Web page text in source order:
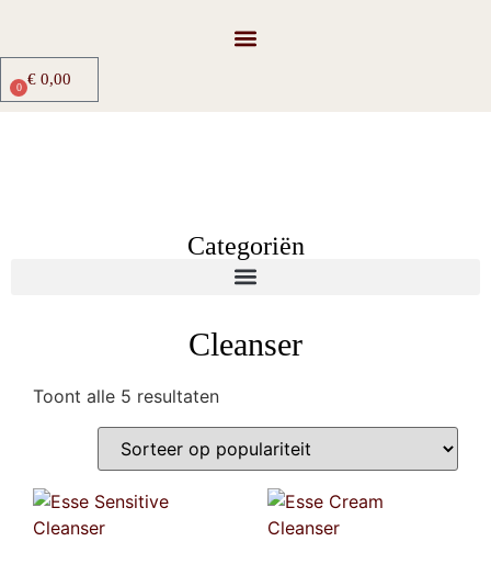
€ 0,00
0
Categoriën
Cleanser
Toont alle 5 resultaten